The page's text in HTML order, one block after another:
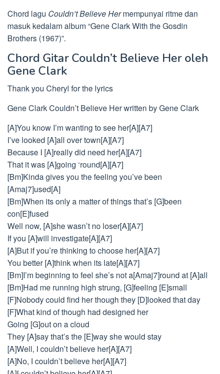
Chord lagu Couldn’t Believe Hermempunyai ritme dan
masuk kedalam album “Gene Clark With the Gosdin
Brothers (1967)”.
Chord Gitar Couldn’t Believe Her oleh
Gene Clark
Thank you Cheryl for the lyrics
Gene Clark Couldn’t Believe Her written by Gene Clark
[A]You know I’m wanting to see her[A][A7]
I’ve looked [A]all over town[A][A7]
Because I [A]really did need her[A][A7]
That it was [A]going ‘round[A][A7]
[Bm]Kinda gives you the feeling you’ve been
[Amaj7]used[A]
[Bm]When its only a matter of things that’s [G]been
con[E]fused
Well now, [A]she wasn’t no loser[A][A7]
If you [A]will investigate[A][A7]
[A]But if you’re thinking to choose her[A][A7]
You better [A]think when its late[A][A7]
[Bm]I’m beginning to feel she’s not a[Amaj7]round at [A]all
[Bm]Had me running high strung, [G]feeling [E]small
[F]Nobody could find her though they [D]looked that day
[F]What kind of though had designed her
Going [G]out on a cloud
They [A]say that’s the [E]way she would stay
[A]Well, I couldn’t believe her[A][A7]
[A]No, I couldn’t believe her[A][A7]